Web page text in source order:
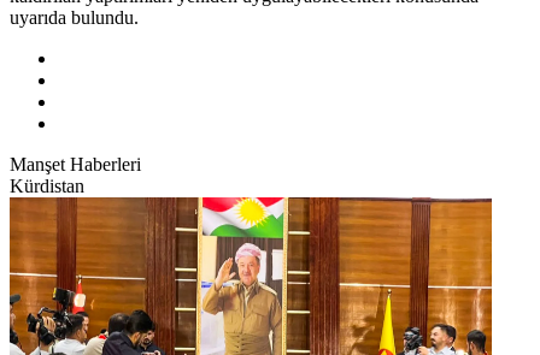
uyarıda bulundu.
Manşet Haberleri
Kürdistan